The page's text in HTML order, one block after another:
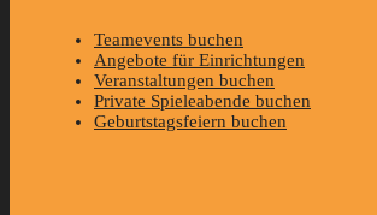
Teamevents buchen
Angebote für Einrichtungen
Veranstaltungen buchen
Private Spieleabende buchen
Geburtstagsfeiern buchen